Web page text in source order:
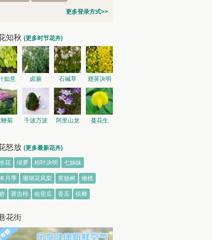
更多登录方式>>
知秋 (更多时节花卉)
如意 卤蕨 石碱草 翅荚决明
菊 千波万波
阿里山龙
蔓花生
怒放 (更多最新花卉)
花 绿萝 粉叶决明 七姊妹
月季 珊瑚花凤梨 黄杨树 橄榄
莽吉柿 哈密瓜 香瓜 槟榔
花街